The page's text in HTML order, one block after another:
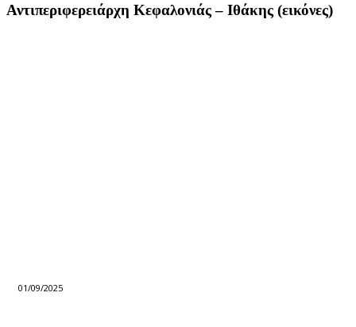
Αντιπεριφερειάρχη Κεφαλονιάς – Ιθάκης (εικόνες)
01/09/2025